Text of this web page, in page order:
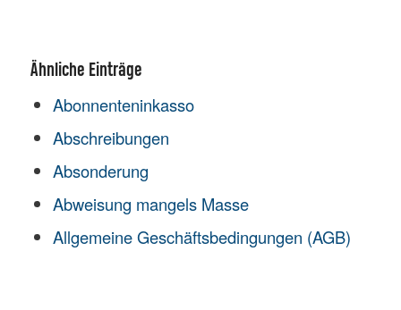
Ähnliche Einträge
Abonnenteninkasso
Abschreibungen
Absonderung
Abweisung mangels Masse
Allgemeine Geschäftsbedingungen (AGB)